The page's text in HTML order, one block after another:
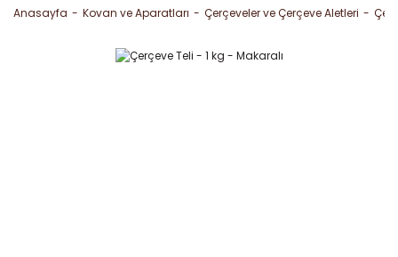
Anasayfa Kovan ve Aparatları Çerçeveler ve Çerçeve Aletleri